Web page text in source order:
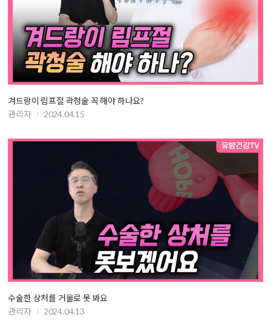
겨드랑이 림프절 곽청술 꼭 해야 하나요?
관리자
2024.04.15
수술한 상처를 거울로 못 봐요
관리자
2024.04.13